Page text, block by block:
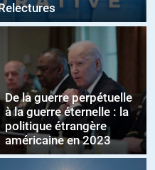
De la guerre perpétuelle
à la guerre éternelle : la
politique étrangère
américaine en 2023